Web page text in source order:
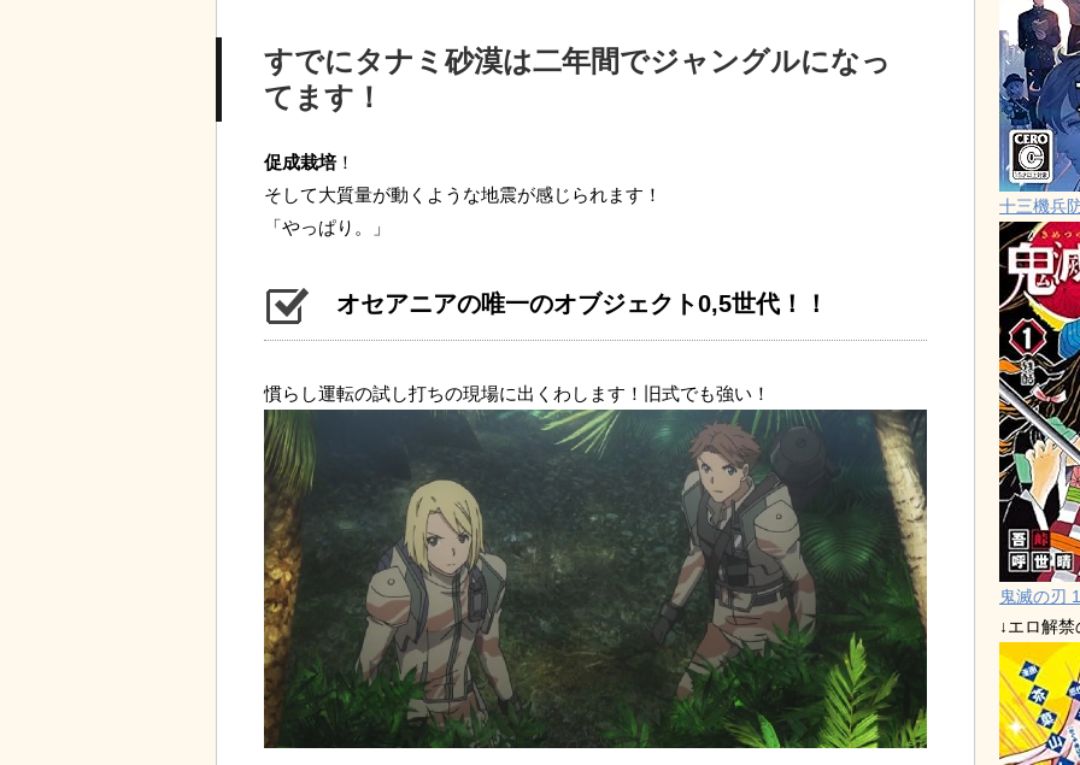
すでにタナミ砂漠は二年間でジャングルになっ
てます！
促成栽培！
そして大質量が動くような地震が感じられます！
「やっぱり。」
オセアニアの唯一のオブジェクト0,5世代！！
慣らし運転の試し打ちの現場に出くわします！旧式でも強い！
十三機兵
鬼滅の刃
↓エロ解